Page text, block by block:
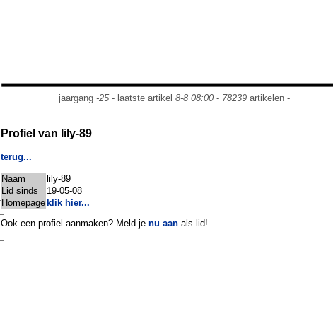
jaargang -25- laatste artikel 8-8 08:00- 78239artikelen -
Profiel van lily-89
terug...
Naam
lily-89
Lid sinds
19-05-08
Homepage klik hier...
Ook een profiel aanmaken? Meld je nu aan als lid!